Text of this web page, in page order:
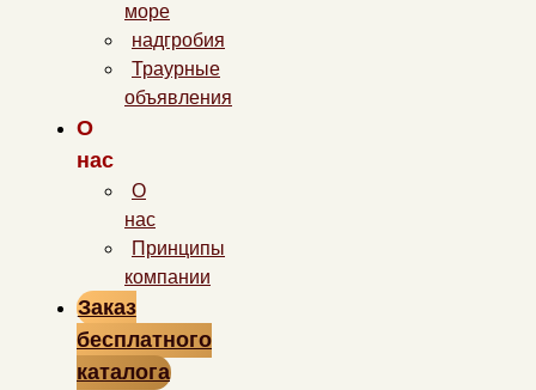
море
надгробия
Траурные
объявления
О
нас
О
нас
Принципы
компании
Заказ
бесплатного
каталога